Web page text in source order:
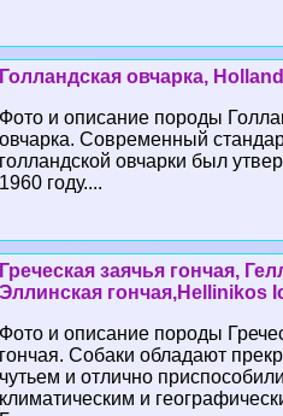
Голландская овчарка,
Фото и описание породы
овчарка. Современный
голландской овчарки был
1960 году....
Греческая заячья гончая,
Эллинская гончая,Hellinikos
Фото и описание породы
гончая. Собаки обладают
чутьем и отлично
климатическим и